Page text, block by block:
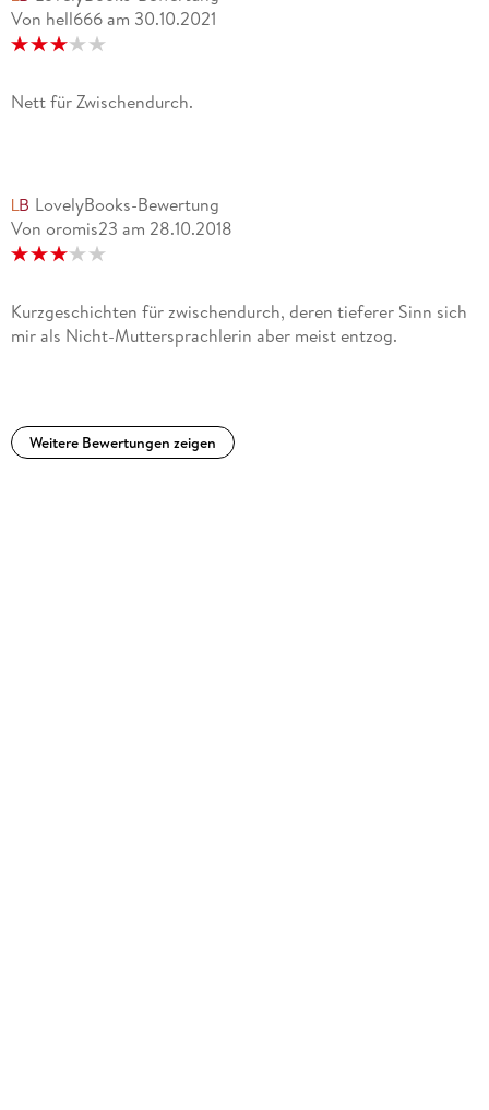
Von hell666 am 30.10.2021
Nett für Zwischendurch.
LovelyBooks-Bewertung
Von oromis23 am 28.10.2018
Kurzgeschichten für zwischendurch, deren tieferer Sinn sich
mir als Nicht-Muttersprachlerin aber meist entzog.
Weitere Bewertungen zeigen